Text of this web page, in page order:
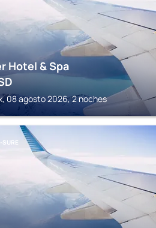
Hotel & Spa
08 agosto 2026, 2 noches
SURE